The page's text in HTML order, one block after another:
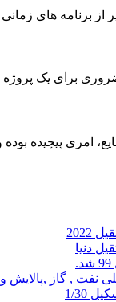
از برنامه های
برای یک
امری پیچیده
نفت , گاز ,پالایش